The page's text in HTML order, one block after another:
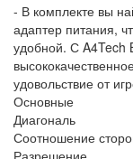
- В комплекте вы
адаптер питания,
удобной. С A4Tech
удовольствие от
Основные
Диагональ
Соотношение
Разрешение